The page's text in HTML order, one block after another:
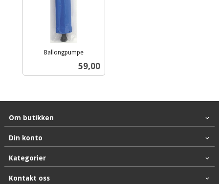
Ballongpumpe
Pris
59,00
Om butikken
Din konto
Kategorier
Kontakt oss